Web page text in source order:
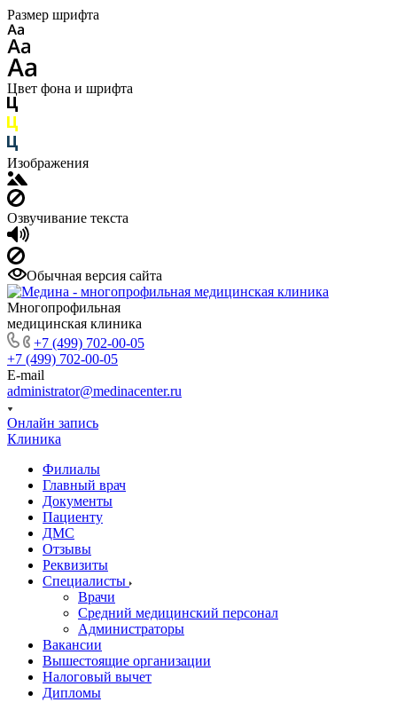
Размер шрифта
Цвет фона и шрифта
Изображения
Озвучивание текста
Обычная версия сайта
Многопрофильная
медицинская клиника
+7 (499) 702-00-05
+7 (499) 702-00-05
E-mail
administrator@medinacenter.ru
Онлайн запись
Клиника
Филиалы
Главный врач
Документы
Пациенту
ДМС
Отзывы
Реквизиты
Специалисты
Врачи
Средний медицинский персонал
Администраторы
Вакансии
Вышестоящие организации
Налоговый вычет
Дипломы